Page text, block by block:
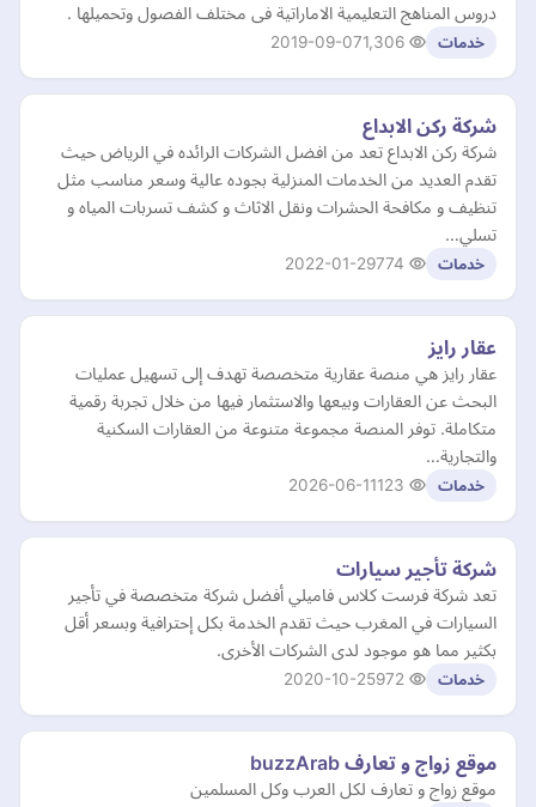
دروس المناهج التعليمية الاماراتية فى مختلف الفصول وتحميلها .
خدمات 2019-09-07
شركة ركن الابداع
شركة ركن الابداع تعد من افضل الشركات الرائده في الرياض حيث
تقدم العديد من الخدمات المنزلية بجوده عالية وسعر مناسب مثل
تنظيف و مكافحة الحشرات ونقل الاثاث و كشف تسربات المياه و
تسلي…
خدمات 2022-01-29
عقار رايز
عقار رايز هي منصة عقارية متخصصة تهدف إلى تسهيل عمليات
البحث عن العقارات وبيعها والاستثمار فيها من خلال تجربة رقمية
متكاملة. توفر المنصة مجموعة متنوعة من العقارات السكنية
والتجارية…
خدمات 2026-06-11
شركة تأجير سيارات
تعد شركة فرست كلاس فاميلي أفضل شركة متخصصة في تأجير
السيارات في المغرب حيث تقدم الخدمة بكل إحترافية وبسعر أقل
بكثير مما هو موجود لدى الشركات الأخرى.
خدمات 2020-10-25
موقع زواج و تعارف buzzArab
موقع زواج و تعارف لكل العرب وكل المسلمين